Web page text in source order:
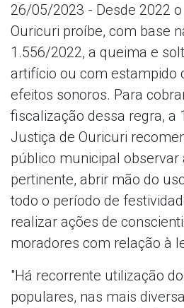
26/05/2023 - Desde 2022
Ouricuri proíbe, com base
1.556/2022, a queima e
artifício ou com estampido
efeitos sonoros. Para
fiscalização dessa regra, a
Justiça de Ouricuri
público municipal observar
pertinente, abrir mão do
todo o período de
realizar ações de
moradores com relação à
"Há recorrente utilização
populares, nas mais